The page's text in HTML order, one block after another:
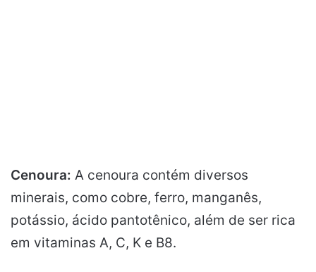
Cenoura: A cenoura contém diversos
minerais, como cobre, ferro, manganês,
potássio, ácido pantotênico, além de ser rica
em vitaminas A, C, K e B8.